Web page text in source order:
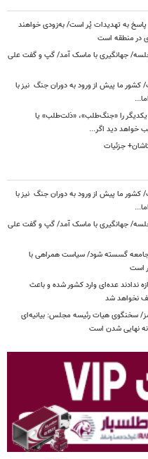
به تهدیدات پُر است/ به‌زودی خواهند
در منطقه است
جهانگیری با ماسک آمد/ گپ و گفت علی
ما پیش از ورود به دوران جنگ نیز با
یکدیگر را «جنگ‌طلب»، «ذلت‌طلب» یا
خواهد دید اگر...
جزئیات
ما پیش از ورود به دوران جنگ نیز با
جهانگیری با ماسک آمد/ گپ و گفت علی
جامعه گسسته شود/ سیاست همراهی با
است
ندادند عده‌ای وارد کشور شده و باعث
نخواهد شد
سخنگوی هیات رئیسه مجلس: بیانیه‌ای
نهایی شدن است